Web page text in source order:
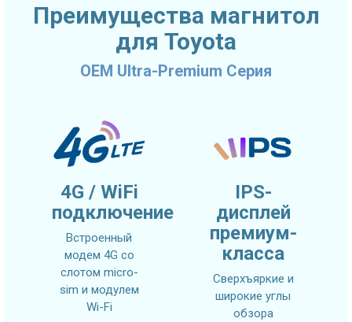
Преимущества магнитол
для Toyota
OEM Ultra-Premium Серия
4G / WiFi
подключение
Встроенный
модем 4G со
слотом micro-
sim и модулем
Wi-Fi
IPS-
дисплей
премиум-
класса
Сверхъяркие и
широкие углы
обзора